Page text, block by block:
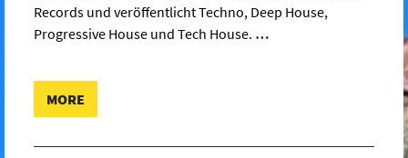
Records und veröffentlicht Techno, Deep House,
Progressive House und Tech House. …
MORE